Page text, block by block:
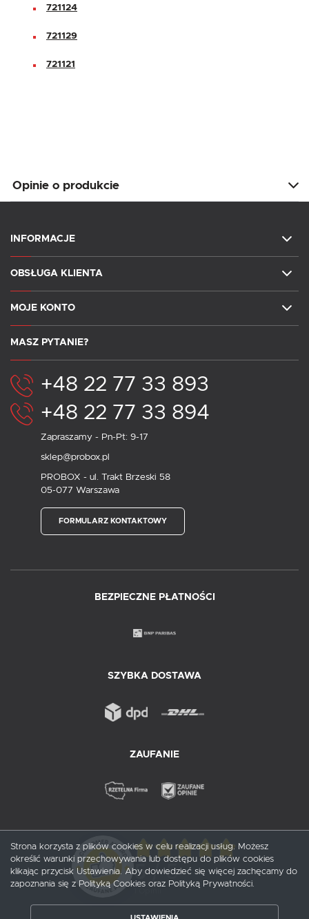
721124
721129
721121
Opinie o produkcie
INFORMACJE
OBSŁUGA KLIENTA
MOJE KONTO
MASZ PYTANIE?
+48 22 77 33 893
+48 22 77 33 894
Zapraszamy - Pn-Pt: 9-17
sklep@probox.pl
PROBOX - ul. Trakt Brzeski 58
05-077 Warszawa
FORMULARZ KONTAKTOWY
BEZPIECZNE PŁATNOŚCI
SZYBKA DOSTAWA
ZAUFANIE
5/ 5
Strona korzysta z plików cookies w celu realizacji usług. Możesz
określić warunki przechowywania lub dostępu do plików cookies
klikając przycisk Ustawienia. Aby dowiedzieć się więcej zachęcamy do
zapoznania się z Polityką Cookies oraz Polityką Prywatności.